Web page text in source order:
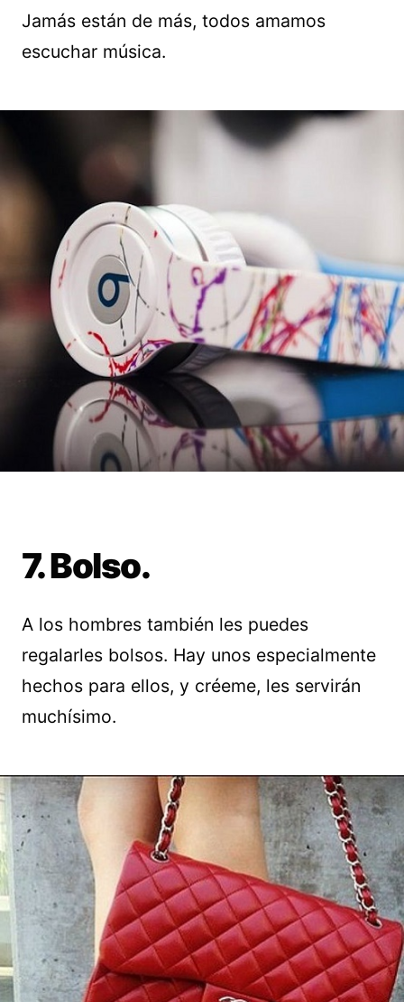
Jamás están de más, todos amamos
escuchar música.
7. Bolso.
A los hombres también les puedes
regalarles bolsos. Hay unos especialmente
hechos para ellos, y créeme, les servirán
muchísimo.